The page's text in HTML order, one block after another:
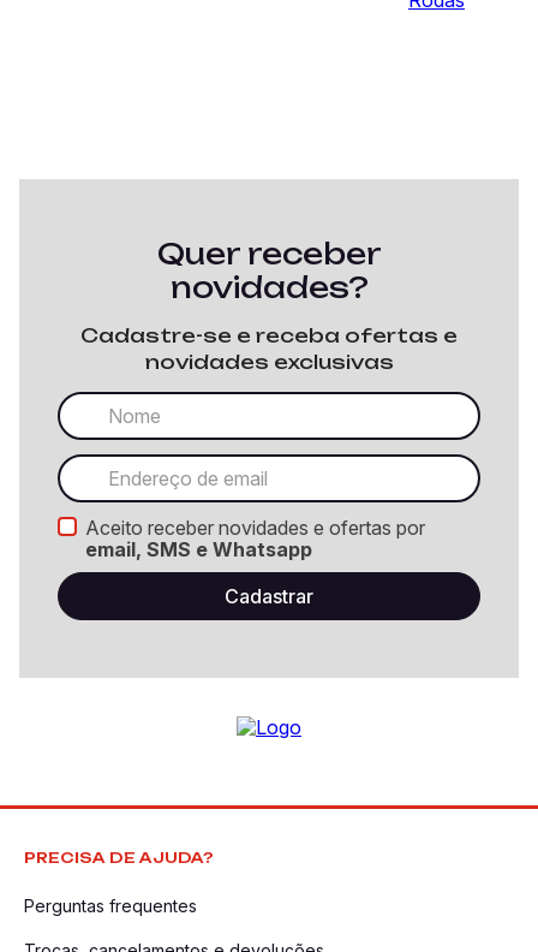
Quer receber
novidades?
Cadastre-se e receba ofertas e
novidades exclusivas
Aceito receber novidades e ofertas por
email, SMS e Whatsapp
PRECISA DE AJUDA?
Perguntas frequentes